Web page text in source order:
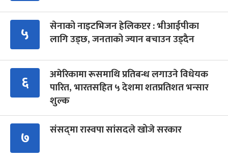
५
सेनाको नाइटभिजन हेलिकप्टर : भीआईपीका
लागि उड्छ, जनताको ज्यान बचाउन उड्दैन
६
अमेरिकामा रूसमाथि प्रतिबन्ध लगाउने विधेयक
पारित, भारतसहित ५ देशमा शतप्रतिशत भन्सार
शुल्क
७ संसद्‍मा रास्वपा सांसदले खोजे सरकार